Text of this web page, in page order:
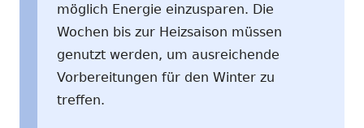
möglich Energie einzusparen. Die
Wochen bis zur Heizsaison müssen
genutzt werden, um ausreichende
Vorbereitungen für den Winter zu
treffen.